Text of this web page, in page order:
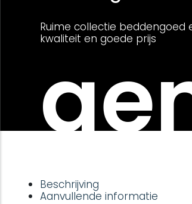
Ruime collectie beddengoed
kwaliteit en goede prijs
Beschrijving
Aanvullende informatie